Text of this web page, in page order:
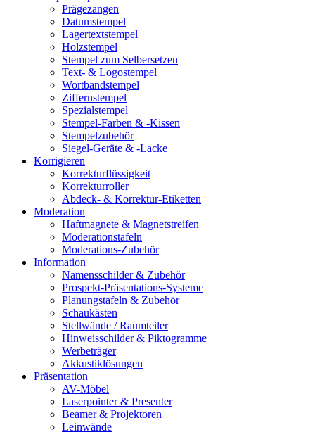
Prägezangen
Datumstempel
Lagertextstempel
Holzstempel
Stempel zum Selbersetzen
Text- & Logostempel
Wortbandstempel
Ziffernstempel
Spezialstempel
Stempel-Farben & -Kissen
Stempelzubehör
Siegel-Geräte & -Lacke
Korrigieren
Korrekturflüssigkeit
Korrekturroller
Abdeck- & Korrektur-Etiketten
Moderation
Haftmagnete & Magnetstreifen
Moderationstafeln
Moderations-Zubehör
Information
Namensschilder & Zubehör
Prospekt-Präsentations-Systeme
Planungstafeln & Zubehör
Schaukästen
Stellwände / Raumteiler
Hinweisschilder & Piktogramme
Werbeträger
Akkustiklösungen
Präsentation
AV-Möbel
Laserpointer & Presenter
Beamer & Projektoren
Leinwände